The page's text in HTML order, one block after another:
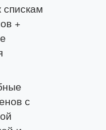
спискам
+
с